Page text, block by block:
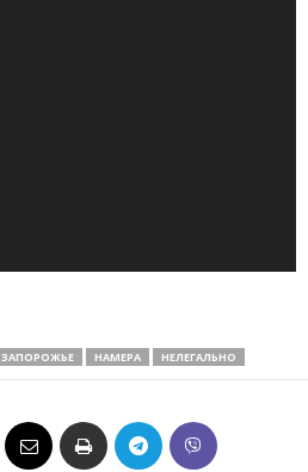
ЗАПОРОЖЬЕ НАМЕРА НЕЛЕГАЛЬНО